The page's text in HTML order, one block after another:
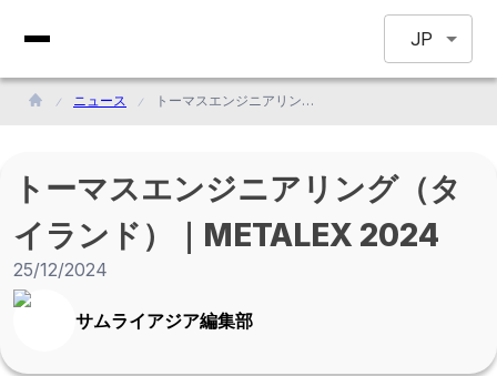
JP
ニュース トーマスエンジニアリング（タイランド）｜METALEX 2024
トーマスエンジニアリング（タ
イランド）｜METALEX 2024
25/12/2024
サムライアジア編集部